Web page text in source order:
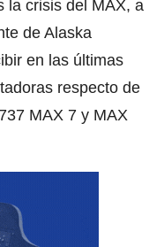
la crisis del MAX, a
de Alaska
en las últimas
respecto de
MAX 7 y MAX